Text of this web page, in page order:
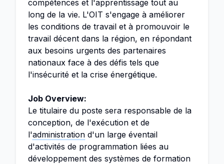
compétences et l'apprentissage tout au
long de la vie. L'OIT s'engage à améliorer
les conditions de travail et à promouvoir le
travail décent dans la région, en répondant
aux besoins urgents des partenaires
nationaux face à des défis tels que
l'insécurité et la crise énergétique.
Job Overview:
Le titulaire du poste sera responsable de la
conception, de l'exécution et de
l'administration d'un large éventail
d'activités de programmation liées au
développement des systèmes de formation